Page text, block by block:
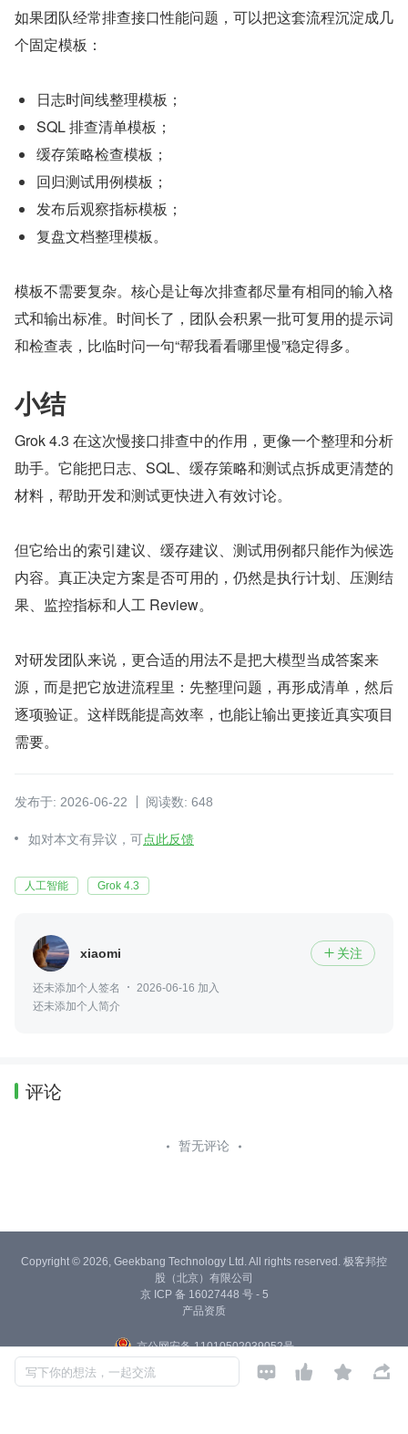
如果团队经常排查接口性能问题，可以把这套流程沉淀成几
个固定模板：
日志时间线整理模板；
SQL 排查清单模板；
缓存策略检查模板；
回归测试用例模板；
发布后观察指标模板；
复盘文档整理模板。
模板不需要复杂。核心是让每次排查都尽量有相同的输入格
式和输出标准。时间长了，团队会积累一批可复用的提示词
和检查表，比临时问一句“帮我看看哪里慢”稳定得多。
小结
Grok 4.3 在这次慢接口排查中的作用，更像一个整理和分析
助手。它能把日志、SQL、缓存策略和测试点拆成更清楚的
材料，帮助开发和测试更快进入有效讨论。
但它给出的索引建议、缓存建议、测试用例都只能作为候选
内容。真正决定方案是否可用的，仍然是执行计划、压测结
果、监控指标和人工 Review。
对研发团队来说，更合适的用法不是把大模型当成答案来
源，而是把它放进流程里：先整理问题，再形成清单，然后
逐项验证。这样既能提高效率，也能让输出更接近真实项目
需要。
发布于: 2026-06-22 阅读数: 648
如对本文有异议，可点此反馈
人工智能 Grok 4.3
xiaomi  关注
还未添加个人签名
2026-06-16 加入
还未添加个人简介
评论
暂无评论
写下你的想法，一起交流    
Copyright © 2026, Geekbang Technology Ltd. All rights reserved. 极客邦控
股（北京）有限公司
京 ICP 备 16027448 号 - 5
产品资质
京公网安备 11010502039052号